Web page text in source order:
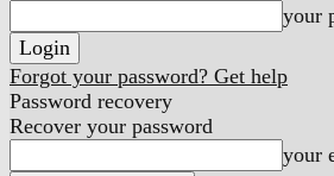
your
Forgot your password? Get help
Password recovery
Recover your password
your